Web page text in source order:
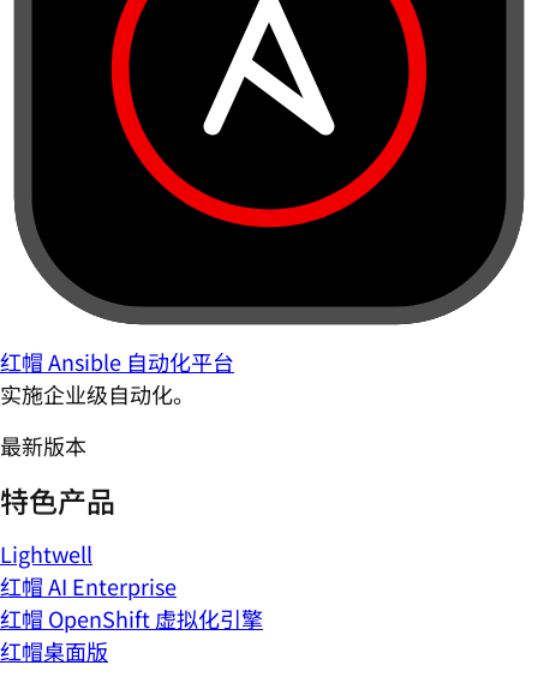
红帽 Ansible 自动化平台
实施企业级自动化。
最新版本
特色产品
Lightwell
红帽 AI Enterprise
红帽 OpenShift 虚拟化引擎
红帽桌面版